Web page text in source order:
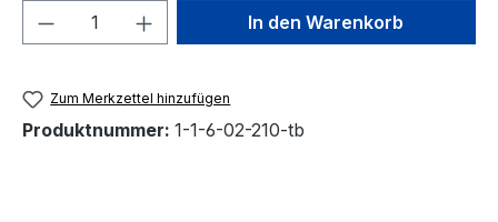
Produkt Anzahl: Gib denIn den Warenkorb
Zum Merkzettel hinzufügen
Produktnummer: 1-1-6-02-210-tb